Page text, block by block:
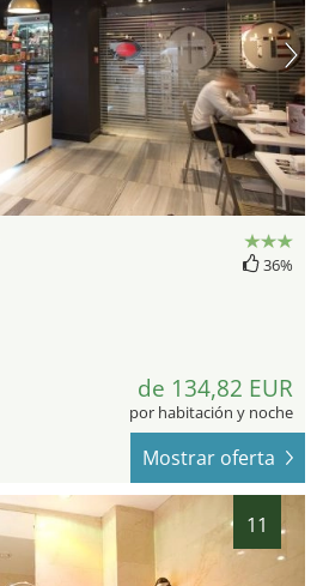
36%
de 134,82 EUR
por habitación y noche
Mostrar oferta
11